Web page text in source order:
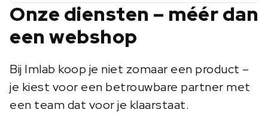
Onze diensten – méér dan
een webshop
Bij Imlab koop je niet zomaar een product –
je kiest voor een betrouwbare partner met
een team dat voor je klaarstaat.